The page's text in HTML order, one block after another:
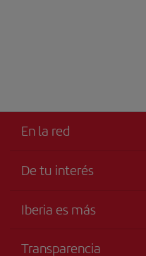
En la red
De tu interés
Tu seguridad es lo primero
Iberia es más
Transparencia